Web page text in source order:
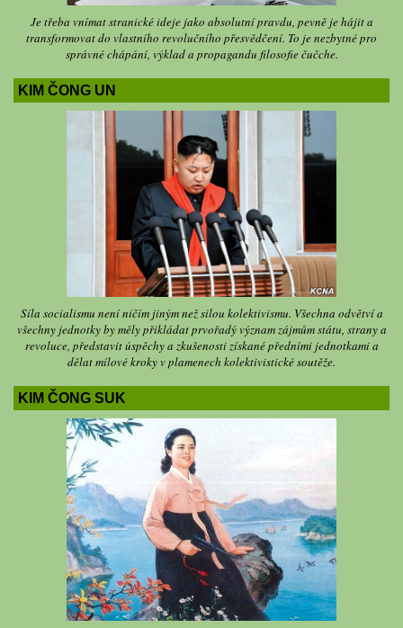
Je třeba vnímat stranické ideje jako absolutní pravdu, pevně je hájit a
transformovat do vlastního revolučního přesvědčení. To je nezbytné pro
správné chápání, výklad a propagandu filosofie čučche.
KIM ČONG UN
Síla socialismu není ničím jiným než silou kolektivismu. Všechna odvětví a
všechny jednotky by měly přikládat prvořadý význam zájmům státu, strany a
revoluce, představit úspěchy a zkušenosti získané předními jednotkami a
dělat mílové kroky v plamenech kolektivistické soutěže.
KIM ČONG SUK